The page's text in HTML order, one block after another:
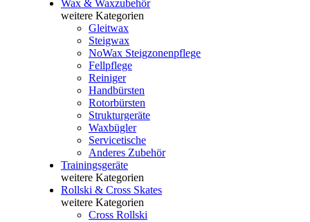
Wax & Waxzubehör
weitere Kategorien
Gleitwax
Steigwax
NoWax Steigzonenpflege
Fellpflege
Reiniger
Handbürsten
Rotorbürsten
Strukturgeräte
Waxbügler
Servicetische
Anderes Zubehör
Trainingsgeräte
weitere Kategorien
Rollski & Cross Skates
weitere Kategorien
Cross Rollski